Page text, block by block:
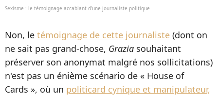
Sexisme : le témoignage accablant d'une journaliste politique
Non, le témoignage de cette journaliste (dont on
ne sait pas grand-chose, Grazia souhaitant
préserver son anonymat malgré nos sollicitations)
n'est pas un énième scénario de « House of
Cards », où un politicard cynique et manipulateur,